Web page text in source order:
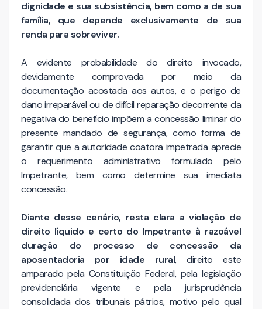
dignidade e sua subsistência, bem como a de sua
família, que depende exclusivamente de sua
renda para sobreviver.
A evidente probabilidade do direito invocado,
devidamente comprovada por meio da
documentação acostada aos autos, e o perigo de
dano irreparável ou de difícil reparação decorrente da
negativa do benefício impõem a concessão liminar do
presente mandado de segurança, como forma de
garantir que a autoridade coatora impetrada aprecie
o requerimento administrativo formulado pelo
Impetrante, bem como determine sua imediata
concessão.
Diante desse cenário, resta clara a violação de
direito líquido e certo do Impetrante à razoável
duração do processo de concessão da
aposentadoria por idade rural, direito este
amparado pela Constituição Federal, pela legislação
previdenciária vigente e pela jurisprudência
consolidada dos tribunais pátrios, motivo pelo qual